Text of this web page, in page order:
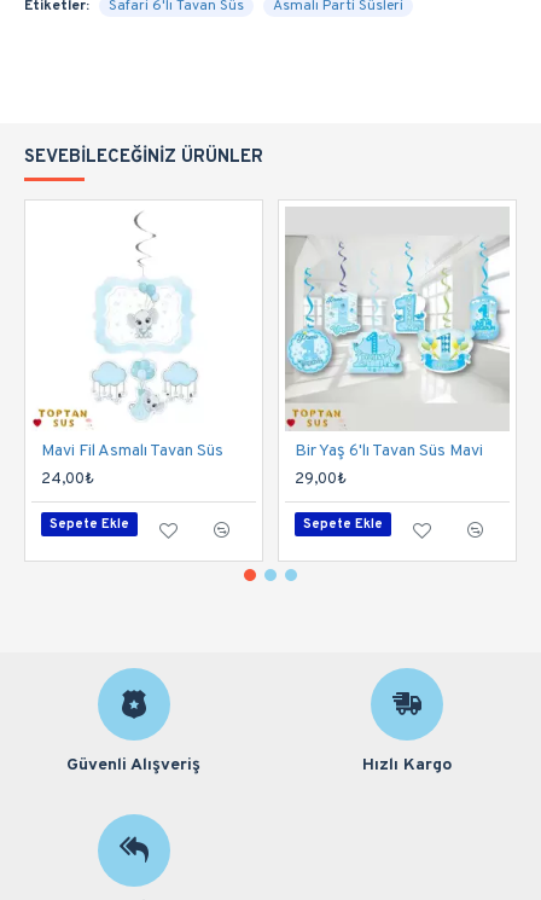
Etiketler: Safari 6'lı Tavan Süs Asmalı Parti Süsleri
SEVEBILECEĞINIZ ÜRÜNLER
Mavi Fil Asmalı Tavan Süs
24,00₺
Sepete Ekle
Bir Yaş 6'lı Tavan Süs Mavi
29,00₺
Sepete Ekle
Güvenli Alışveriş Hızlı Kargo